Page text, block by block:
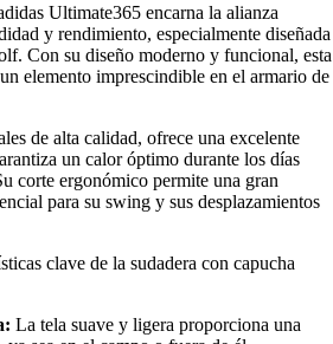
Ultimate365 encarna la alianza
y rendimiento, especialmente diseñada
Con su diseño moderno y funcional, esta
elemento imprescindible en el armario de
de alta calidad, ofrece una excelente
un calor óptimo durante los días
corte ergonómico permite una gran
para su swing y sus desplazamientos
clave de la sudadera con capucha
La tela suave y ligera proporciona una